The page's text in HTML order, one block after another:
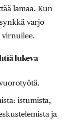
lamaa. Kun
varjo
virnuilee.
lukeva
istumista,
ja